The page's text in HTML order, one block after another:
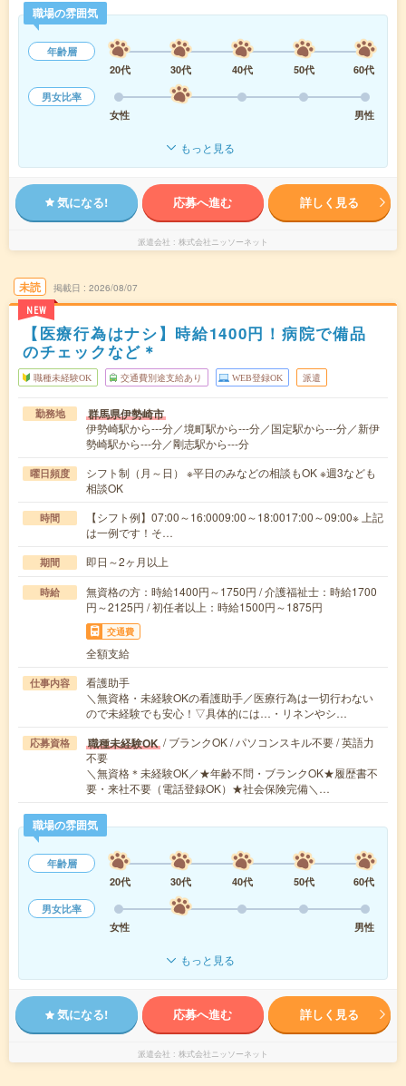
職場の雰囲気
年齢層
20代
30代 40代 50代
60代
男女比率
女性
男性
もっと見る
気になる! 応募へ進む 詳しく見る
派遣会社 株式会社ニッソーネット
未読
NEW
掲載日 2026/08/07
【医療行為はナシ】時給1400円！病院で備品
のチェックなど＊
職種未経験OK 交通費別途支給あり WEB登録OK 派遣
勤務地 群馬県伊勢崎市
伊勢崎駅から---分／境町駅から---分／国定駅から---分／新伊
勢崎駅から---分／剛志駅から---分
曜日頻度
シフト制（月～日） ※平日のみなどの相談もOK ※週3なども
相談OK
時間
【シフト例】07:00～16:0009:00～18:0017:00～09:00※ 上記
は一例です！そ…
期間 即日～2ヶ月以上
時給
無資格の方：時給1400円～1750円 / 介護福祉士：時給1700
円～2125円 / 初任者以上：時給1500円～1875円
交通費
全額支給
仕事内容
看護助手
＼無資格・未経験OKの看護助手／医療行為は一切行わない
ので未経験でも安心！▽具体的には…・リネンやシ…
応募資格 職種未経験OK / ブランクOK / パソコンスキル不要 / 英語力
不要
＼無資格＊未経験OK／★年齢不問・ブランクOK★履歴書不
要・来社不要（電話登録OK）★社会保険完備＼…
職場の雰囲気
年齢層
20代
30代 40代 50代
60代
男女比率
女性
男性
もっと見る
気になる! 応募へ進む 詳しく見る
派遣会社 株式会社ニッソーネット